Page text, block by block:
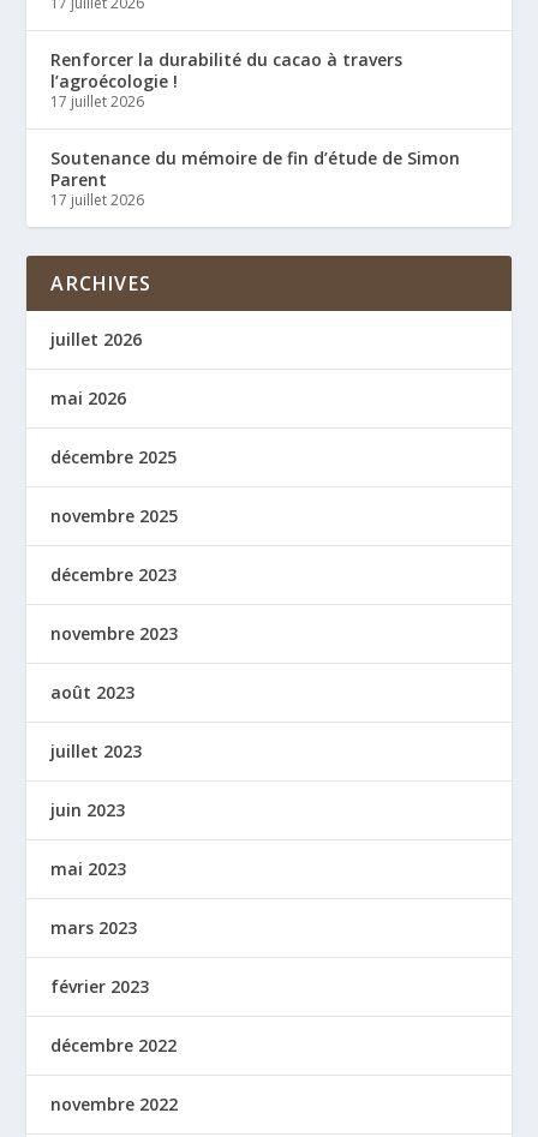
Renforcer la durabilité du cacao à travers
l’agroécologie !
17 juillet 2026
Soutenance du mémoire de fin d’étude de Simon
Parent
17 juillet 2026
ARCHIVES
juillet 2026
mai 2026
décembre 2025
novembre 2025
décembre 2023
novembre 2023
août 2023
juillet 2023
juin 2023
mai 2023
mars 2023
février 2023
décembre 2022
novembre 2022